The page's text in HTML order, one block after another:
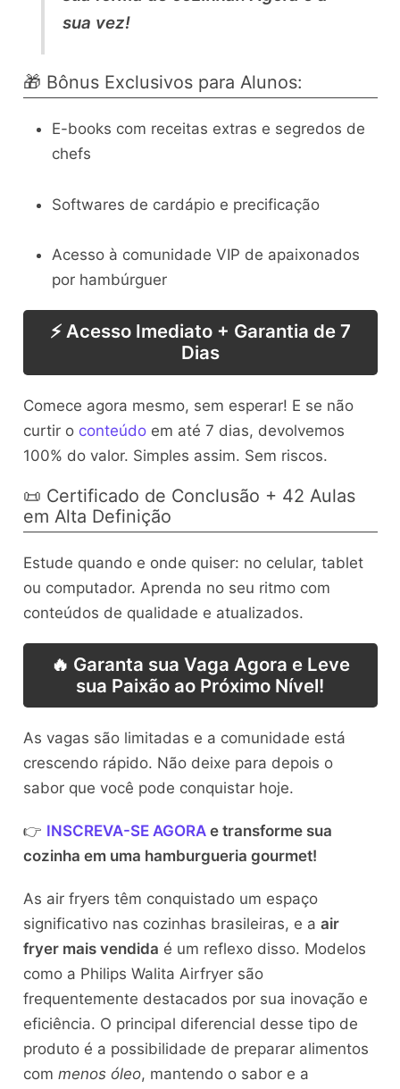
sua vez!
🎁 Bônus Exclusivos para Alunos:
E-books com receitas extras e segredos de
chefs
Softwares de cardápio e precificação
Acesso à comunidade VIP de apaixonados
por hambúrguer
⚡ Acesso Imediato + Garantia de 7
Dias
Comece agora mesmo, sem esperar! E se não
curtir o conteúdoem até 7 dias, devolvemos
100% do valor. Simples assim. Sem riscos.
📜 Certificado de Conclusão + 42 Aulas
em Alta Definição
Estude quando e onde quiser: no celular, tablet
ou computador. Aprenda no seu ritmo com
conteúdos de qualidade e atualizados.
🔥 Garanta sua Vaga Agora e Leve
sua Paixão ao Próximo Nível!
As vagas são limitadas e a comunidade está
crescendo rápido. Não deixe para depois o
sabor que você pode conquistar hoje.
👉 INSCREVA-SE AGORAe transforme sua
cozinha em uma hamburgueria gourmet!
As air fryers têm conquistado um espaço
significativo nas cozinhas brasileiras, e a air
fryer mais vendida é um reflexo disso. Modelos
como a Philips Walita Airfryer são
frequentemente destacados por sua inovação e
eficiência. O principal diferencial desse tipo de
produto é a possibilidade de preparar alimentos
com menos óleo, mantendo o sabor e a